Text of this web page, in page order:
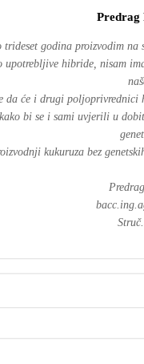
Predrag
trideset godina proizvodim na
upotrebljive hibride, nisam
da će i drugi
bi se i sami uvjerili u
kukuruza bez